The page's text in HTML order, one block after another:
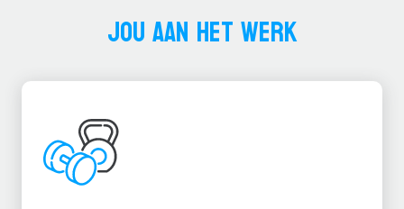
JOU AAN HET WERK